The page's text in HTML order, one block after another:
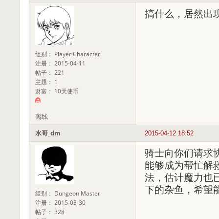
组别： Player Character
注册： 2015-04-11
帖子： 221
主题： 1
财富： 10天使币
搞什么，居然出
离线
2015-04-12 18:52
水哥_dm
组别： Dungeon Master
注册： 2015-03-30
帖子： 328
骑士向你们请求
能够成为帮忙解
法，估计魔力也
下的杂鱼，希